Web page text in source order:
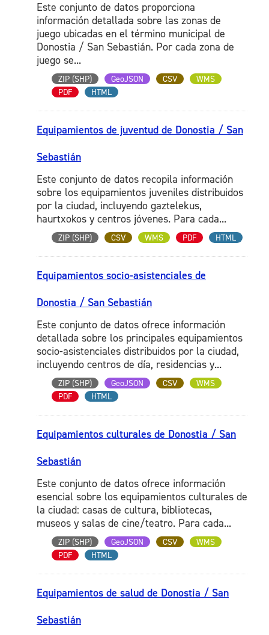
Este conjunto de datos proporciona
información detallada sobre las zonas de
juego ubicadas en el término municipal de
Donostia / San Sebastián. Por cada zona de
juego se...
ZIP (SHP) GeoJSON CSV
WMS
PDF
HTML
Equipamientos de juventud de Donostia / San
Sebastián
Este conjunto de datos recopila información
sobre los equipamientos juveniles distribuidos
por la ciudad, incluyendo gaztelekus,
haurtxokos y centros jóvenes. Para cada...
ZIP (SHP) CSV WMS PDF HTML
Equipamientos socio-asistenciales de
Donostia / San Sebastián
Este conjunto de datos ofrece información
detallada sobre los principales equipamientos
socio-asistenciales distribuidos por la ciudad,
incluyendo centros de día, residencias y...
ZIP (SHP) GeoJSON CSV
WMS
PDF
HTML
Equipamientos culturales de Donostia / San
Sebastián
Este conjunto de datos ofrece información
esencial sobre los equipamientos culturales de
la ciudad: casas de cultura, bibliotecas,
museos y salas de cine/teatro. Para cada...
ZIP (SHP) GeoJSON CSV
WMS
PDF
HTML
Equipamientos de salud de Donostia / San
Sebastián